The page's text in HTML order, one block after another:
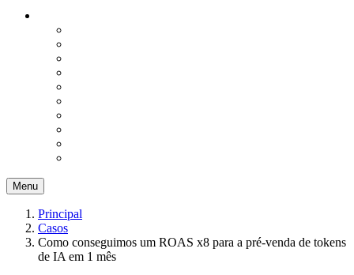
Menu
Principal
Casos
Como conseguimos um ROAS x8 para a pré-venda de tokens
de IA em 1 mês